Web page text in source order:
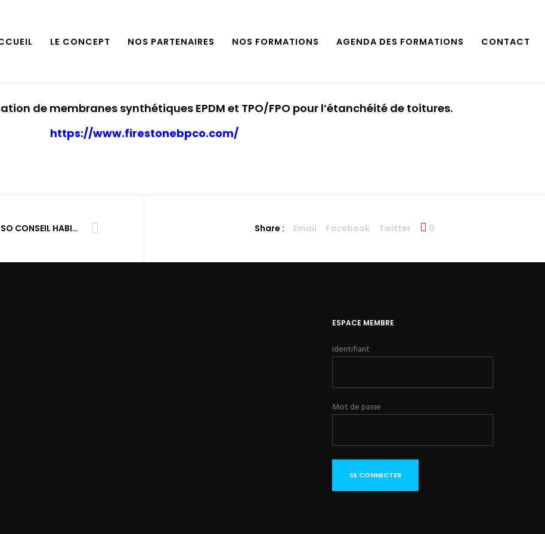
LE CONCEPT NOS PARTENAIRES NOS FORMATIONS AGENDA DES FORMATIONS CONTACT
de membranes synthétiques EPDM et TPO/FPO pour l’étanchéité de toitures.
https://www.firestonebpco.com/
ISO CONSEIL HABITATION Share : Email Facebook Twitter 0
ESPACE MEMBRE
Identifiant
Mot de passe
SE CONNECTER